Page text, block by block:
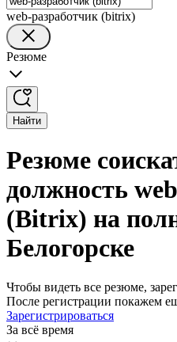
web-разработчик (bitrix)
Резюме
Найти
Резюме
должность
(Bitrix) на
Белогорске
Чтобы видеть все резюме,
После регистрации покажем
Зарегистрироваться
За всё время